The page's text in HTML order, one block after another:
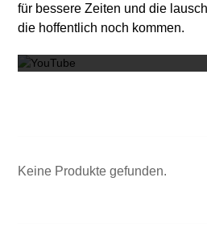
für bessere Zeiten und die
die hoffentlich noch kommen.
Keine Produkte gefunden.